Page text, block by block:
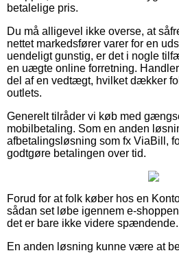
betalelige pris.
Du må alligevel ikke overse, at
nettet markedsfører varer for en
uendeligt gunstig, er det i nogle
en uægte online forretning.
del af en vedtægt, hvilket dækker
outlets.
Generelt tilråder vi køb med
mobilbetaling. Som en anden
afbetalingsløsning som fx ViaBill,
godtgøre betalingen over tid.
Forud for at folk køber hos en
sådan set løbe igennem e-
det er bare ikke videre spændende.
En anden løsning kunne være at